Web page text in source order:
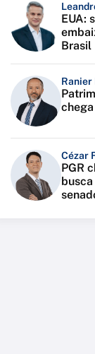
EUA:
Brasil
Ranier
Cézar
PGR